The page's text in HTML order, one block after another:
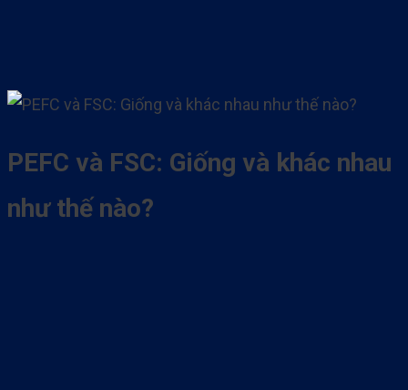
PEFC và FSC: Giống và khác nhau
như thế nào?